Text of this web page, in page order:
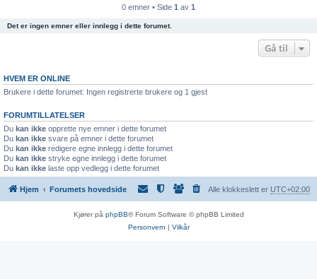
0 emner • Side 1 av 1
Det er ingen emner eller innlegg i dette forumet.
Gå til
HVEM ER ONLINE
Brukere i dette forumet: Ingen registrerte brukere og 1 gjest
FORUMTILLATELSER
Du kan ikke opprette nye emner i dette forumet
Du kan ikke svare på emner i dette forumet
Du kan ikke redigere egne innlegg i dette forumet
Du kan ikke stryke egne innlegg i dette forumet
Du kan ikke laste opp vedlegg i dette forumet
Hjem Forumets hovedside Alle klokkeslett er UTC+02:00
Kjører på phpBB® Forum Software © phpBB Limited
Personvern | Vilkår